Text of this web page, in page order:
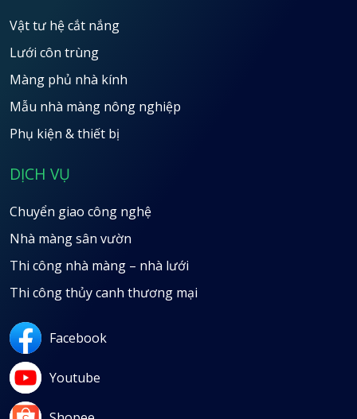
Vật tư hệ cắt nắng
Lưới côn trùng
Màng phủ nhà kính
Mẫu nhà màng nông nghiệp
Phụ kiện & thiết bị
DỊCH VỤ
Chuyển giao công nghệ
Nhà màng sân vườn
Thi công nhà màng – nhà lưới
Thi công thủy canh thương mại
Facebook
Youtube